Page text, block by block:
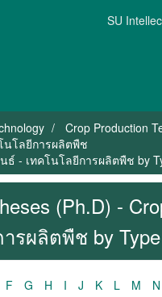
SU
Crop Production
นโลยีการผลิตพืช
ธ์ - เทคโนโลยีการผลิตพืช by
(Ph.D) -
รผลิตพืช by Type
F G H I J K L M N